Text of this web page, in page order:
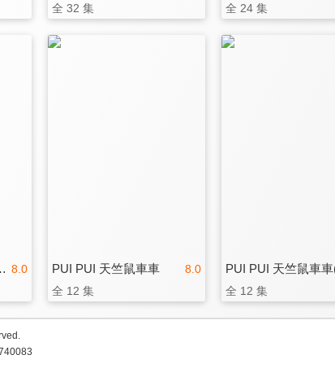
全 32 集 全 24 集
8.0
麻 第三季 8.0
PUI PUI 天竺鼠車車
全 12 集 全 12 集